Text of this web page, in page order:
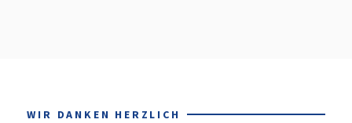
WIR DANKEN HERZLICH